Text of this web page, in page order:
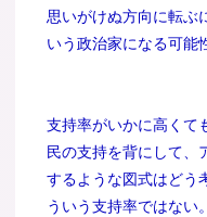
思いがけぬ方向に転ぶ
いう政治家になる可能
支持率がいかに高くて
民の支持を背にして、
するような図式はどう
ういう支持率ではない